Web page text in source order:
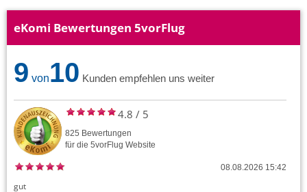
eKomi Bewertungen 5vorFlug
9 von10 Kunden empfehlen uns weiter
4.8 / 5
825 Bewertungen
für die 5vorFlug Website
08.08.2026 15:42
gut